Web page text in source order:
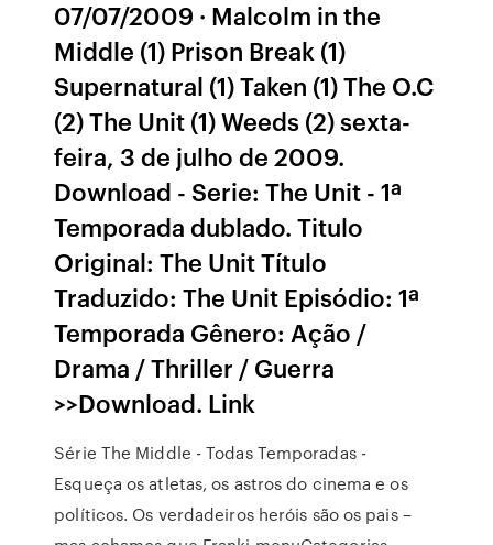
07/07/2009 · Malcolm in the
Middle (1) Prison Break (1)
Supernatural (1) Taken (1) The O.C
(2) The Unit (1) Weeds (2) sexta-
feira, 3 de julho de 2009.
Download - Serie: The Unit - 1ª
Temporada dublado. Titulo
Original: The Unit Título
Traduzido: The Unit Episódio: 1ª
Temporada Gênero: Ação /
Drama / Thriller / Guerra
>>Download. Link
Série The Middle - Todas Temporadas -
Esqueça os atletas, os astros do cinema e os
políticos. Os verdadeiros heróis são os pais –